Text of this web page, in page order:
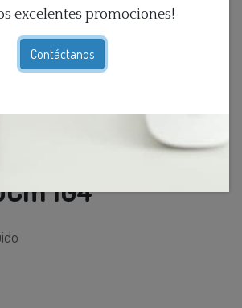
excelentes promociones!
Contáctanos
Bola Vidrio
1G4